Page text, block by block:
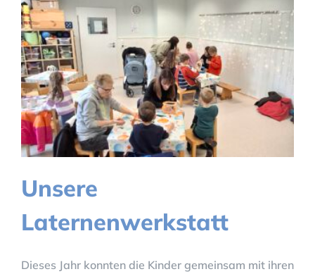
Unsere
Laternenwerkstatt
Dieses Jahr konnten die Kinder gemeinsam mit ihren